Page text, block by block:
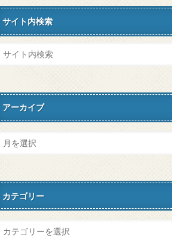
サイト内検索
アーカイブ
カテゴリー